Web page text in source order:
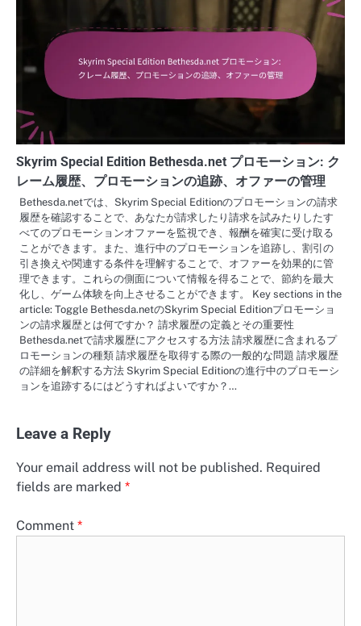
Skyrim Special Edition Bethesda.net プロモーション: ク
レーム履歴、プロモーションの追跡、オファーの管理
Bethesda.netでは、Skyrim Special Editionのプロモーションの請求
履歴を確認することで、あなたが請求したり請求を試みたりしたす
べてのプロモーションオファーを監視でき、報酬を確実に受け取る
ことができます。また、進行中のプロモーションを追跡し、割引の
引き換えや関連する条件を理解することで、オファーを効果的に管
理できます。これらの側面について情報を得ることで、節約を最大
化し、ゲーム体験を向上させることができます。 Key sections in the
article: Toggle Bethesda.netのSkyrim Special Editionプロモーショ
ンの請求履歴とは何ですか？ 請求履歴の定義とその重要性
Bethesda.netで請求履歴にアクセスする方法 請求履歴に含まれるプ
ロモーションの種類 請求履歴を取得する際の一般的な問題 請求履歴
の詳細を解釈する方法 Skyrim Special Editionの進行中のプロモーシ
ョンを追跡するにはどうすればよいですか？…
Leave a Reply
Your email address will not be published. Required
fields are marked *
Comment *